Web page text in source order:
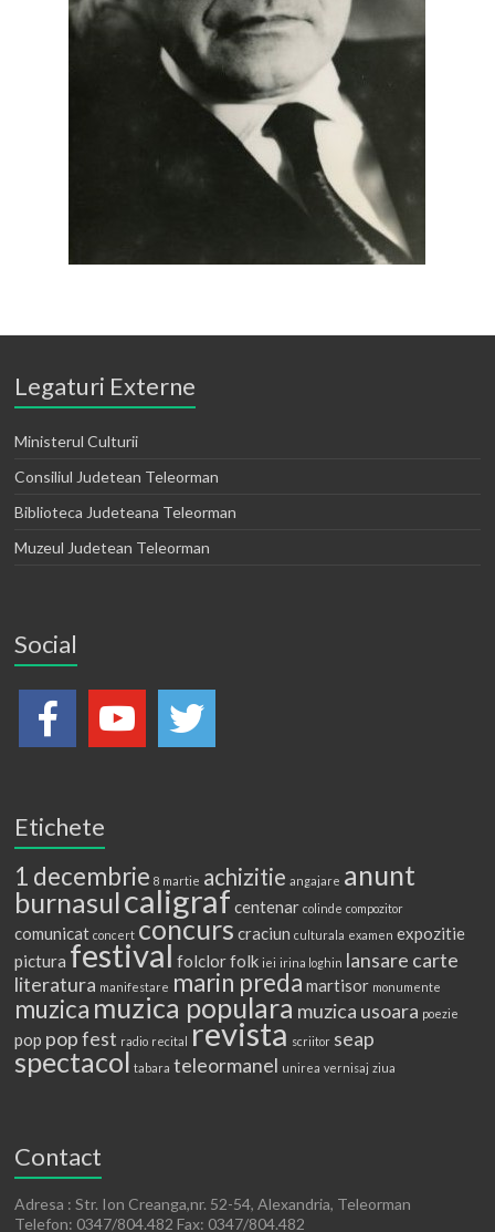
Legaturi Externe
Ministerul Culturii
Consiliul Judetean Teleorman
Biblioteca Judeteana Teleorman
Muzeul Judetean Teleorman
Social
Etichete
1 decembrie 8 martie achizitie angajare anunt
burnasulcaligraf centenar colinde compozitor
comunicat concert concurs craciun culturala examen expozitie
pictura festival folclorfolk iei irina loghin lansare carte
literatura manifestare marin preda martisor monumente
muzica muzica populara muzica usoara poezie
pop pop fest radio recital revista scriitor seap
spectacol tabara teleormanel unirea vernisaj ziua
Contact
Adresa : Str. Ion Creanga,nr. 52-54, Alexandria, Teleorman
Telefon: 0347/804.482 Fax: 0347/804.482